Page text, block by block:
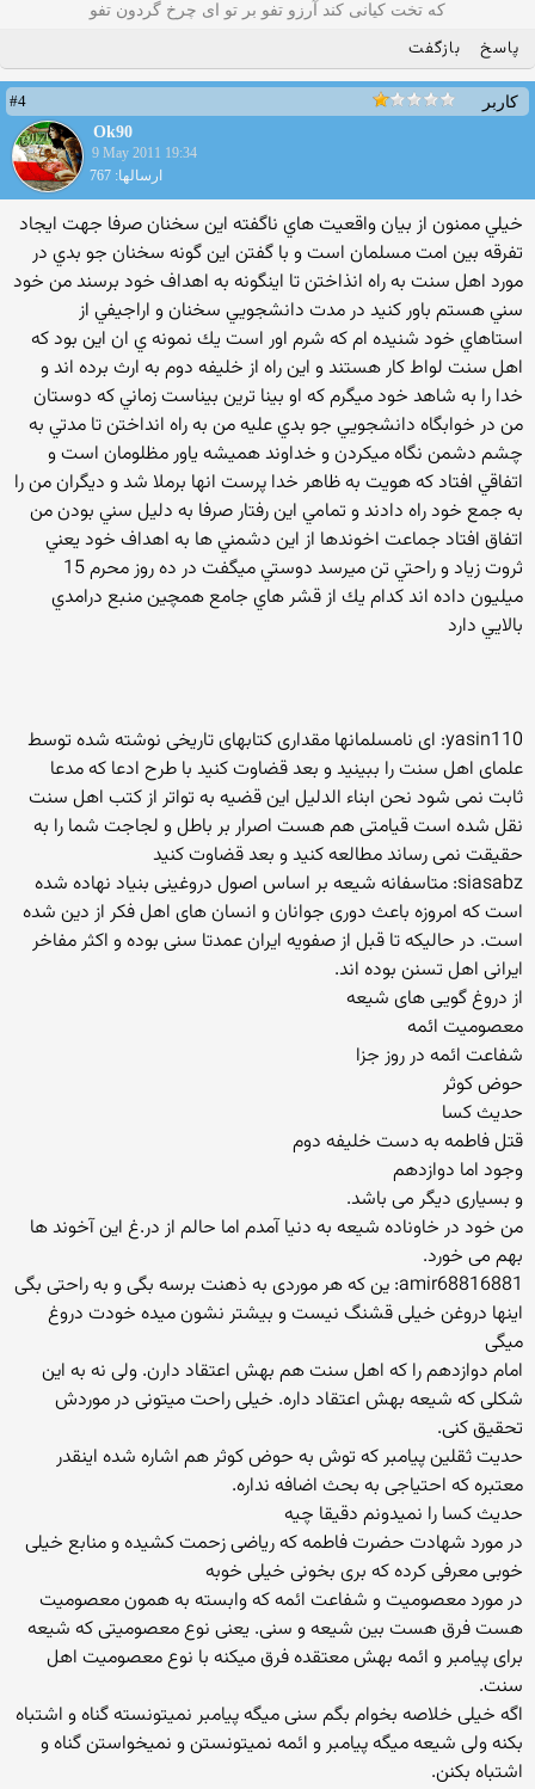
که تخت کیانی کند آرزو تفو بر تو ای چرخ گردون تفو
پاسخ بازگفت
کاربر
#4
Ok90
9 May 2011 19:34
ارسالها: 767
خيلي ممنون از بيان واقعيت هاي ناگفته اين سخنان صرفا جهت ايجاد
تفرقه بين امت مسلمان است و با گفتن اين گونه سخنان جو بدي در
مورد اهل سنت به راه انذاختن تا اينگونه به اهداف خود برسند من خود
سني هستم باور كنيد در مدت دانشجويي سخنان و اراجيفي از
استاهاي خود شنيده ام كه شرم اور است يك نمونه ي ان اين بود كه
اهل سنت لواط كار هستند و اين راه از خليفه دوم به ارث برده اند و
خدا را به شاهد خود ميگرم كه او بينا ترين بيناست زماني كه دوستان
من در خوابگاه دانشجويي جو بدي عليه من به راه انداختن تا مدتي به
چشم دشمن نگاه ميكردن و خداوند هميشه ياور مظلومان است و
اتفاقي افتاد كه هويت به ظاهر خدا پرست انها برملا شد و ديگران من را
به جمع خود راه دادند و تمامي اين رفتار صرفا به دليل سني بودن من
اتفاق افتاد جماعت اخوندها از اين دشمني ها به اهداف خود يعني
ثروت زياد و راحتي تن ميرسد دوستي ميگفت در ده روز محرم 15
ميليون داده اند كدام يك از قشر هاي جامع همچين منبع درامدي
بالايي دارد
yasin110: ای نامسلمانها مقداری کتابهای تاریخی نوشته شده توسط
علمای اهل سنت را ببینید و بعد قضاوت کنید با طرح ادعا که مدعا
ثابت نمی شود نحن ابناء الدلیل این قضیه به تواتر از کتب اهل سنت
نقل شده است قیامتی هم هست اصرار بر باطل و لجاجت شما را به
حقیقت نمی رساند مطالعه کنید و بعد قضاوت کنید
siasabz: متاسفانه شیعه بر اساس اصول دروغینی بنیاد نهاده شده
است كه امروزه باعث دوری جوانان و انسان های اهل فكر از دین شده
است. در حالیكه تا قبل از صفویه ایران عمدتا سنی بوده و اكثر مفاخر
ایرانی اهل تسنن بوده اند.
از دروغ گویی های شیعه
معصومیت ائمه
شفاعت ائمه در روز جزا
حوض كوثر
حدیث كسا
قتل فاطمه به دست خلیفه دوم
وجود اما دوازدهم
و بسیاری دیگر می باشد.
من خود در خاوناده شیعه به دنیا آمدم اما حالم از در.غ این آخوند ها
بهم می خورد.
amir68816881: ین كه هر موردی به ذهنت برسه بگی و به راحتی بگی
اینها دروغن خیلی قشنگ نیست و بیشتر نشون میده خودت دروغ
میگی
امام دوازدهم را كه اهل سنت هم بهش اعتقاد دارن. ولی نه به این
شكلی كه شیعه بهش اعتقاد داره. خیلی راحت میتونی در موردش
تحقیق كنی.
حدیت ثقلین پیامبر كه توش به حوض كوثر هم اشاره شده اینقدر
معتبره كه احتیاجی به بحث اضافه نداره.
حدیث كسا را نمیدونم دقیقا چیه
در مورد شهادت حضرت فاطمه كه ریاضی زحمت كشیده و منابع خیلی
خوبی معرفی كرده كه بری بخونی خیلی خوبه
در مورد معصومیت و شفاعت ائمه كه وابسته به همون معصومیت
هست فرق هست بین شیعه و سنی. یعنی نوع معصومیتی كه شیعه
برای پیامبر و ائمه بهش معتقده فرق میكنه با نوع معصومیت اهل
سنت.
اگه خیلی خلاصه بخوام بگم سنی میگه پیامبر نمیتونسته گناه و اشتباه
بكنه ولی شیعه میگه پیامبر و ائمه نمیتونستن و نمیخواستن گناه و
اشتباه بكنن.